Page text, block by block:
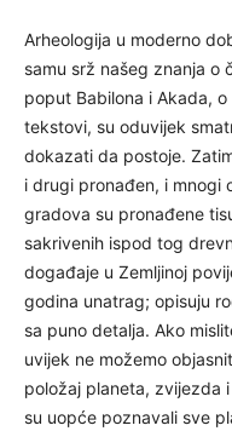
Arheologija u moderno
samu srž našeg znanja o
poput Babilona i Akada,
tekstovi, su oduvijek
dokazati da postoje.
i drugi pronađen, i mnogi
gradova su pronađene
sakrivenih ispod tog
događaje u Zemljinoj
godina unatrag; opisuju
sa puno detalja. Ako
uvijek ne možemo
položaj planeta, zvijezda
su uopće poznavali sve